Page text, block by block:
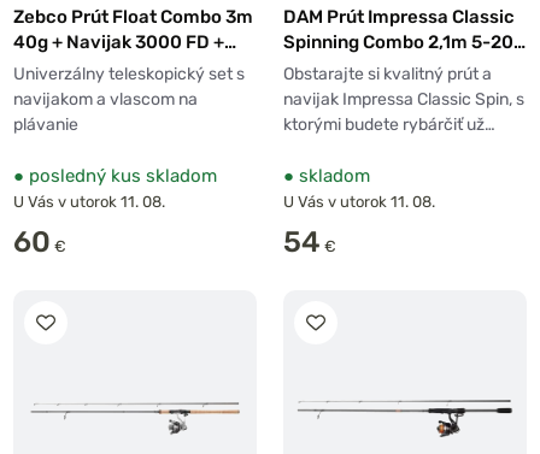
Zebco Prút Float Combo 3m
40g + Navijak 3000 FD +
Vlasec 0,26mm
Univerzálny teleskopický set s
navijakom a vlascom na
plávanie
● posledný kus skladom
U Vás v utorok 11. 08.
60 €
DAM Prút Impressa Classic
Spinning Combo 2,1m 5-20g
+ Navijak 2500
Obstarajte si kvalitný prút a
navijak Impressa Classic Spin, s
ktorými budete rybárčiť už…
● skladom
U Vás v utorok 11. 08.
54 €